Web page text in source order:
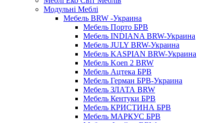
Модульні Меблі
Мебель BRW -Украина
Мебель Порто БРВ
Мебель INDIANA BRW-Украина
Мебель JULY BRW-Украина
Мебель KASPIAN BRW-Украина
Мебель Koen 2 BRW
Мебель Ацтека БРВ
Мебель Герман БРВ-Украина
Мебель ЗЛАТА BRW
Мебель Кентуки БРВ
Мебель КРИСТИНА БРВ
Мебель МАРКУС БРВ